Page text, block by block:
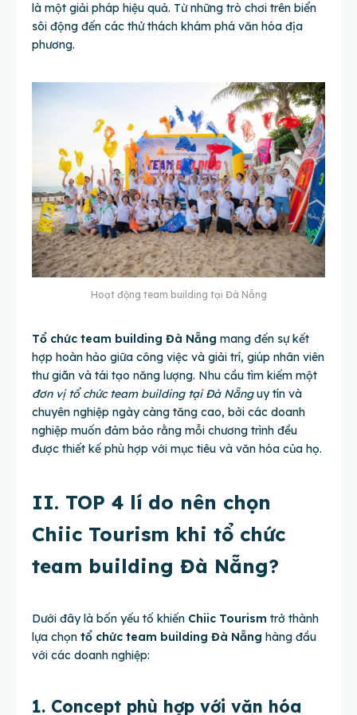
là một giải pháp hiệu quả. Từ những trò chơi trên biển
sôi động đến các thử thách khám phá văn hóa địa
phương.
Hoạt động team building tại Đà Nẵng
Tổ chức team building Đà Nẵng mang đến sự kết
hợp hoàn hảo giữa công việc và giải trí, giúp nhân viên
thư giãn và tái tạo năng lượng. Nhu cầu tìm kiếm một
đơn vị tổ chức team building tại Đà Nẵnguy tín và
chuyên nghiệp ngày càng tăng cao, bởi các doanh
nghiệp muốn đảm bảo rằng mỗi chương trình đều
được thiết kế phù hợp với mục tiêu và văn hóa của họ.
II. TOP 4 lí do nên chọn
Chiic Tourism khi tổ chức
team building Đà Nẵng?
Dưới đây là bốn yếu tố khiến Chiic Tourism trở thành
lựa chọn tổ chức team building Đà Nẵng hàng đầu
với các doanh nghiệp:
1. Concept phù hợp với văn hóa